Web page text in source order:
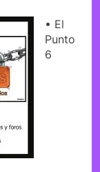
• El
Punto
6